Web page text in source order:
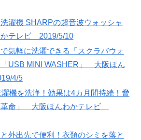
濯機 SHARPの超音波ウォッシャ
テレビ 2019/5/10
気軽に洗濯できる「スクラバウォ
「USB MINI WASHER」 大阪ほん
4/5
機を洗浄！効果は4カ月間持続！脅
革命」 大阪ほんわかテレビ
外出先で便利！衣類のシミを落と